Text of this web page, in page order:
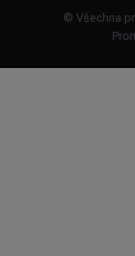
© Všechna